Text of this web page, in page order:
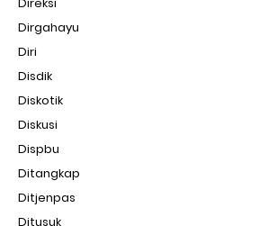
Dirgahayu
Diri
Disdik
Diskotik
Diskusi
Dispbu
Ditangkap
Ditjenpas
Ditusuk